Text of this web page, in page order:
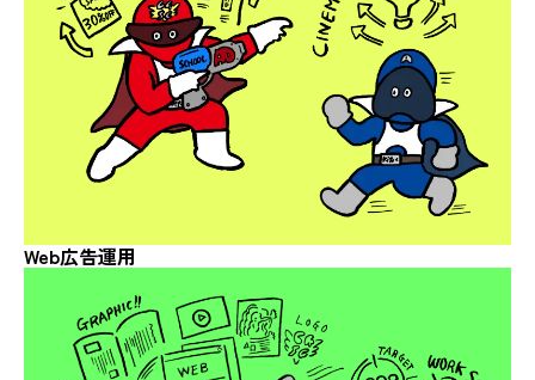
Web広告運用